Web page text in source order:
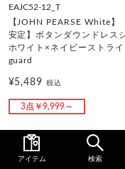
EAJC52-12_T
【JOHN PEARSE White】
安定】ボタンダウンドレス
ホワイト×ネイビーストラ
guard
¥5,489税込
3点￥9,999～
アイテム 検索